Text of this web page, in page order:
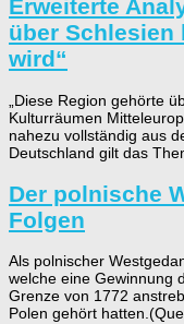
Erweiterte
über Schlesien
wird“
„Diese Region gehörte
Kulturräumen
nahezu vollständig aus
Deutschland gilt das
Der polnische
Folgen
Als polnischer
welche eine Gewinnung
Grenze von 1772
Polen gehört